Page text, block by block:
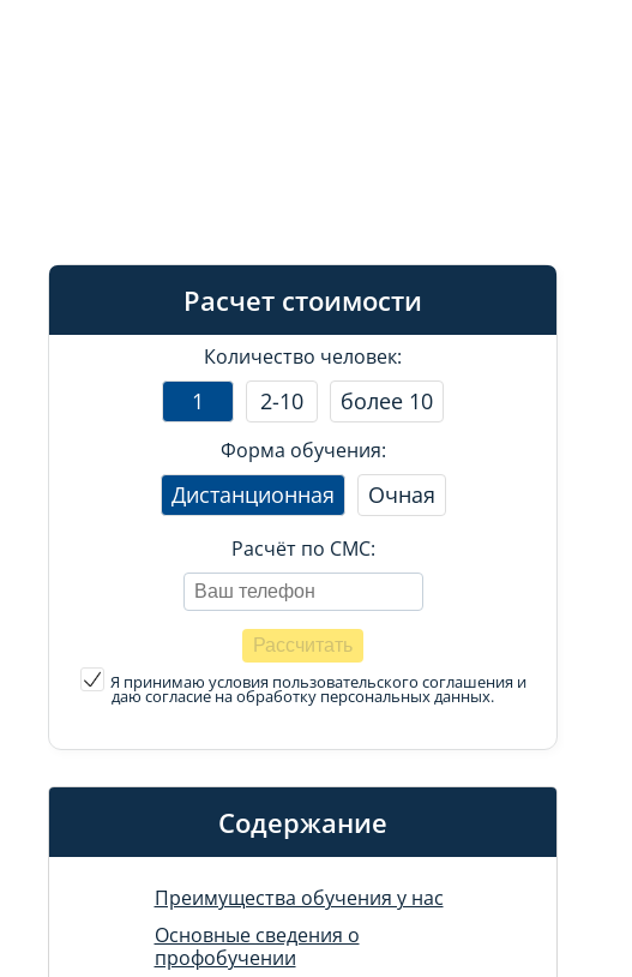
Расчет стоимости
Количество человек:
1 2-10 более 10
Форма обучения:
Дистанционная Очная
Расчёт по СМС:
Я принимаю условия пользовательского соглашения и
даю согласие на обработку персональных данных.
Содержание
Преимущества обучения у нас
Основные сведения о
профобучении